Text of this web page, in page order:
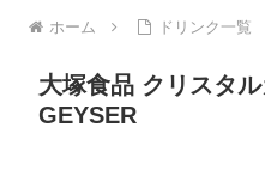
ホーム ドリンク一覧
大塚食品 クリスタ
GEYSER